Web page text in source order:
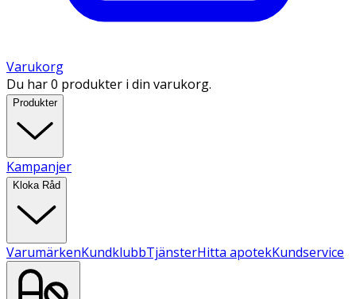
Varukorg
Du har 0 produkter i din varukorg.
Produkter
Kampanjer
Kloka Råd
VarumärkenKundklubbTjänsterHitta apotekKundservice